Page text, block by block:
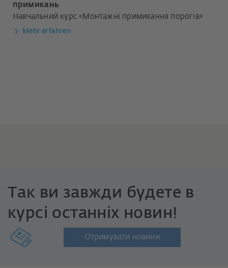
примикань
Навчальний курс «Монтажні примикання порогів»
Mehr erfahren
Так ви завжди будете в
курсі останніх новин!
Отримувати новини